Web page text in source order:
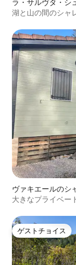
ラ・サルヴタ・シ
湖と山の間のシャ
ヴァキエールのシ
大きなプライベー
ゲストチョイス
ゲストチョイス